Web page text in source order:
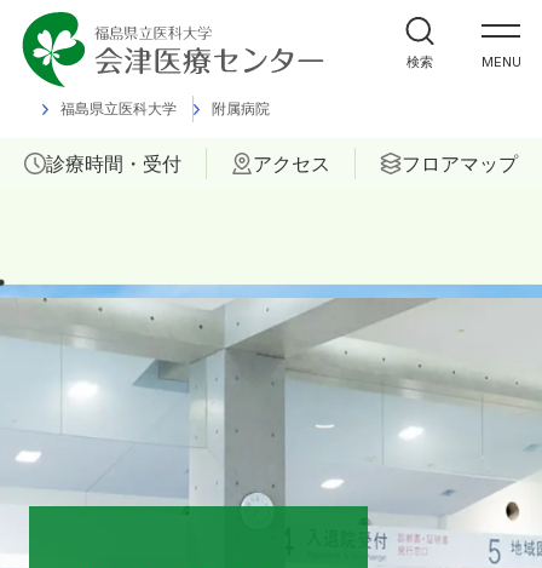
福島県立医科大学 附属病院
MENU
外来受診の方
入院・ご面会の方
診療科
当院について
医療関係者の方へ
診療時間・受付 アクセス フロアマップ
検索
福島県立医科大学 会津診療セン